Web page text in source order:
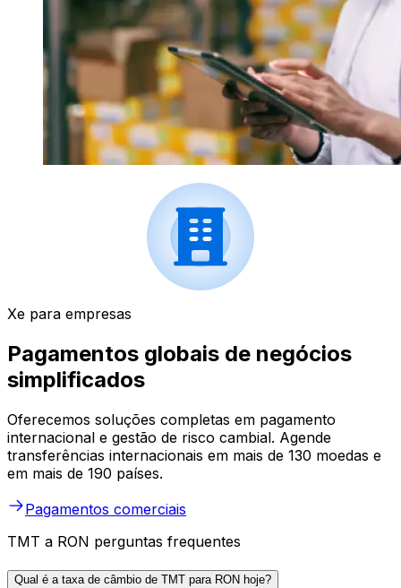
Xe para empresas
Pagamentos globais de negócios
simplificados
Oferecemos soluções completas em pagamento
internacional e gestão de risco cambial. Agende
transferências internacionais em mais de 130 moedas e
em mais de 190 países.
Pagamentos comerciais
TMT a RON perguntas frequentes
Qual é a taxa de câmbio de TMT para RON hoje?